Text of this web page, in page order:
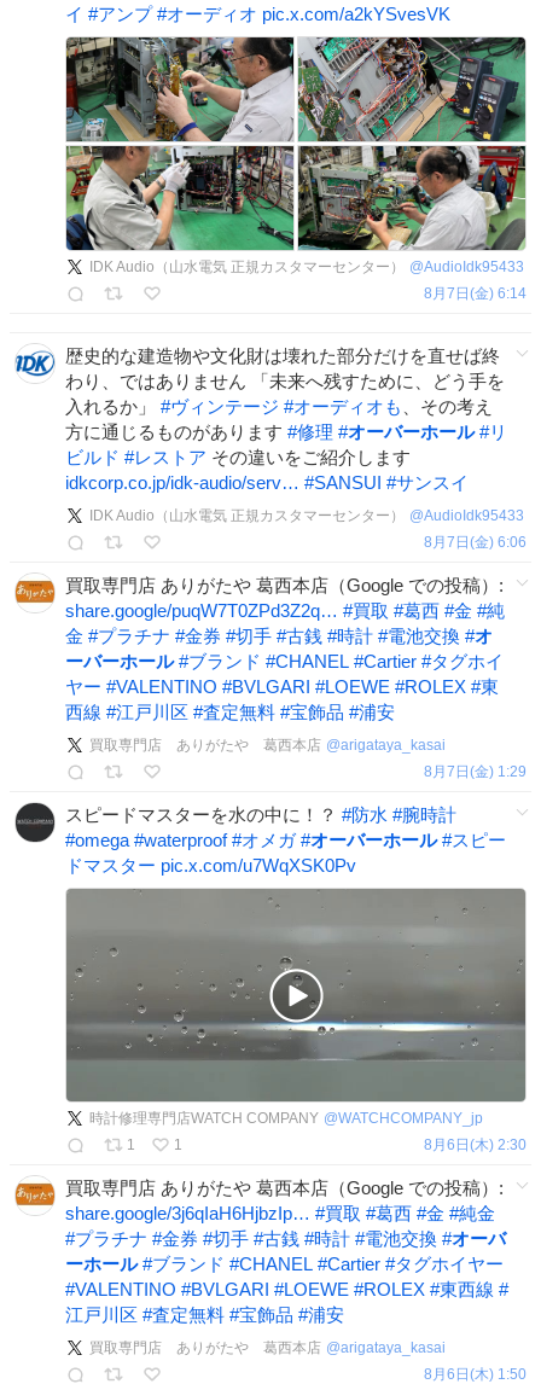
イ #アンプ #オーディオ pic.x.com/a2kYSvesVK
IDK Audio（山水電気 正規カスタマーセンター） @AudioIdk95433
8月7日(金) 6:14
歴史的な建造物や文化財は壊れた部分だけを直せば終
わり、ではありません 「未来へ残すために、どう手を
入れるか」 #ヴィンテージ #オーディオも
、その考え
方に通じるものがあります #修理 #オーバーホール #リ
ビルド #レストア その違いをご紹介します
idkcorp.co.jp/idk-audio/serv… #SANSUI #サンスイ
IDK Audio（山水電気 正規カスタマーセンター） @AudioIdk95433
8月7日(金) 6:06
買取専門店 ありがたや 葛西本店（Google での投稿）:
share.google/puqW7T0ZPd3Z2q… #買取 #葛西 #金 #純
金 #プラチナ #金券 #切手 #古銭 #時計 #電池交換 #オ
ーバーホール #ブランド #CHANEL #Cartier #タグホイ
ヤー #VALENTINO #BVLGARI #LOEWE #ROLEX #東
西線 #江戸川区 #査定無料 #宝飾品 #浦安
買取専門店 ありがたや 葛西本店 @arigataya_kasai
8月7日(金) 1:29
スピードマスターを水の中に！？ #防水 #腕時計
#omega #waterproof #オメガ #オーバーホール #スピー
ドマスター pic.x.com/u7WqXSK0Pv
時計修理専門店WATCH COMPANY @WATCHCOMPANY_jp
1
1 8月6日(木) 2:30
買取専門店 ありがたや 葛西本店（Google での投稿）:
share.google/3j6qIaH6HjbzIp… #買取 #葛西 #金 #純金
#プラチナ #金券 #切手 #古銭 #時計 #電池交換 #オーバ
ーホール #ブランド #CHANEL #Cartier #タグホイヤー
#VALENTINO #BVLGARI #LOEWE #ROLEX #東西線 #
江戸川区 #査定無料 #宝飾品 #浦安
買取専門店 ありがたや 葛西本店 @arigataya_kasai
8月6日(木) 1:50